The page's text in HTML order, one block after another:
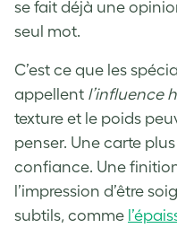
se fait déjà une
seul mot.
C’est ce que les
appellent l’influence
texture et le poids
penser. Une carte
confiance. Une
l’impression d’être
subtils, comme